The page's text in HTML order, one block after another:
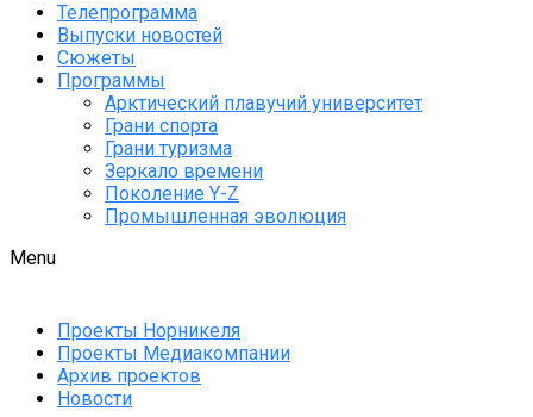
Телепрограмма
Выпуски новостей
Сюжеты
Программы
Арктический плавучий университет
Грани спорта
Грани туризма
Зеркало времени
Поколение Y-Z
Промышленная эволюция
Menu
Проекты Норникеля
Проекты Медиакомпании
Архив проектов
Новости